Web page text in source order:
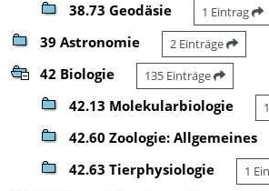
38.73 Geodäsie 1 Eintrag
39 Astronomie 2 Einträge
42 Biologie 135 Einträge
42.13 Molekularbiologie
42.60 Zoologie: Allgemeines
42.63 Tierphysiologie 1